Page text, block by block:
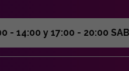
- 14:00 y 17:00 - 20:00